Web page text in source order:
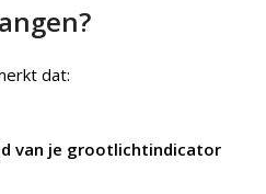
dat:
van je grootlichtindicator